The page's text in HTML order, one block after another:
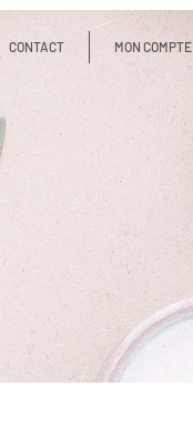
CONTACT MON COMPTE